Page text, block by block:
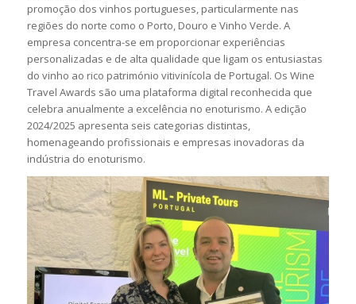
promoção dos vinhos portugueses, particularmente nas
regiões do norte como o Porto, Douro e Vinho Verde. A
empresa concentra-se em proporcionar experiências
personalizadas e de alta qualidade que ligam os entusiastas
do vinho ao rico património vitivinícola de Portugal. Os Wine
Travel Awards são uma plataforma digital reconhecida que
celebra anualmente a excelência no enoturismo. A edição
2024/2025 apresenta seis categorias distintas,
homenageando profissionais e empresas inovadoras da
indústria do enoturismo.